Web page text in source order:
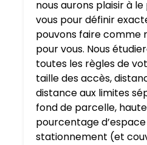
nous aurons plaisir à
vous pour définir
pouvons faire comme
pour vous. Nous
toutes les règles de
taille des accès,
distance aux limites
fond de parcelle,
pourcentage
stationnement (et